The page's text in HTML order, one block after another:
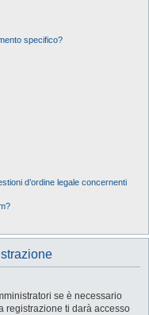
specifico?
d’ordine legale concernenti
se è necessario
registrazione ti darà accesso